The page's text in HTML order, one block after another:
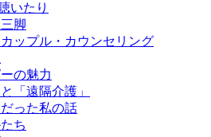
いたり
脚
ップル・カウンセリング
の魅力
「遠隔介護」
った私の話
ち